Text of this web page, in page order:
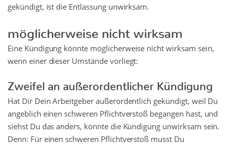
gekündigt, ist die Entlassung unwirksam.
möglicherweise nicht wirksam
Eine Kündigung könnte möglicherweise nicht wirksam sein,
wenn einer dieser Umstände vorliegt:
Zweifel an außerordentlicher Kündigung
Hat Dir Dein Arbeitgeber außerordentlich gekündigt, weil Du
angeblich einen schweren Pflichtverstoß begangen hast, und
siehst Du das anders, könnte die Kündigung unwirksam sein.
Denn: Für einen schweren Pflichtverstoß musst Du